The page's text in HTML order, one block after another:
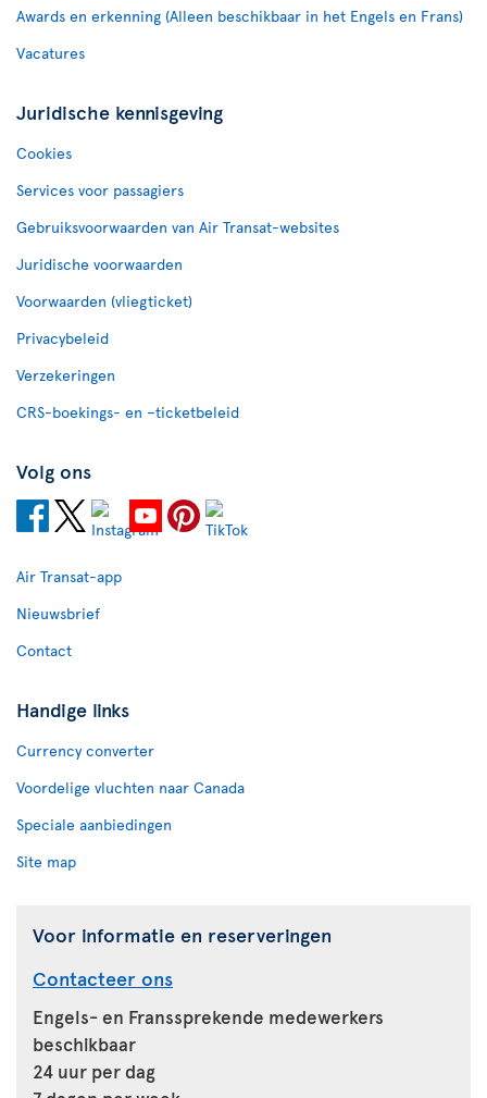
Awards en erkenning (Alleen beschikbaar in het Engels en Frans)
Vacatures
Juridische kennisgeving
Cookies
Services voor passagiers
Gebruiksvoorwaarden van Air Transat-websites
Juridische voorwaarden
Voorwaarden (vliegticket)
Privacybeleid
Verzekeringen
CRS-boekings- en –ticketbeleid
Volg ons
Air Transat-app
Nieuwsbrief
Contact
Handige links
Currency converter
Voordelige vluchten naar Canada
Speciale aanbiedingen
Site map
Voor informatie en reserveringen
Contacteer ons
Engels- en Franssprekende medewerkers
beschikbaar
24 uur per dag